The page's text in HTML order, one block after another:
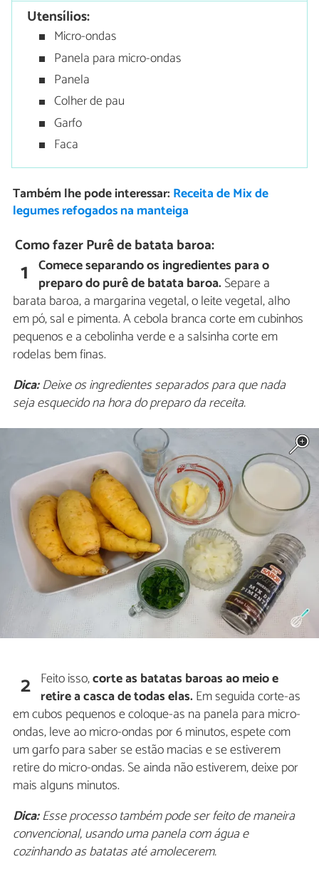
Utensílios:
Micro-ondas
Panela para micro-ondas
Panela
Colher de pau
Garfo
Faca
Também lhe pode interessar: Receita de Mix de
legumes refogados na manteiga
Como fazer Purê de batata baroa:
1 Comece separando os ingredientes para o
preparo do purê de batata baroa.Separe a
barata baroa, a margarina vegetal, o leite vegetal, alho
em pó, sal e pimenta. A cebola branca corte em cubinhos
pequenos e a cebolinha verde e a salsinha corte em
rodelas bem finas.
Dica:Deixe os ingredientes separados para que nada
seja esquecido na hora do preparo da receita.
2 Feito isso,corte as batatas baroas ao meio e
retire a casca de todas elas.Em seguida corte-as
em cubos pequenos e coloque-as na panela para micro-
ondas, leve ao micro-ondas por 6 minutos, espete com
um garfo para saber se estão macias e se estiverem
retire do micro-ondas. Se ainda não estiverem, deixe por
mais alguns minutos.
Dica:Esse processo também pode ser feito de maneira
convencional, usando uma panela com água e
cozinhando as batatas até amolecerem.